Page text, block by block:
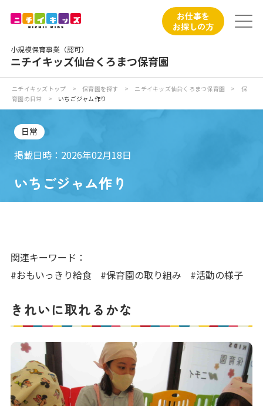
小規模保育事業（認可）
ニチイキッズ仙台くろまつ保育園
お仕事を
お探しの方
ニチイが大切にしていること
お食事
入園の概要
写真販売サービス
各種書類
よくあるご質問
保育園に関するお問い合わせ
ニチイキッズトップ > 保育園を探す > ニチイキッズ仙台くろまつ保育園 >
保
育園の日常
> いちごジャム作り
日常
掲載日時：2026年02月18日
いちごジャム作り
関連キーワード：
#おもいっきり給食
#保育園の取り組み #活動の様子
きれいに取れるかな